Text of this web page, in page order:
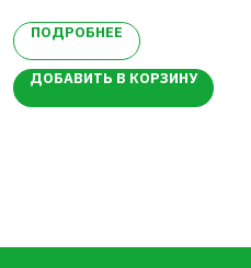
ПОДРОБНЕЕ
ДОБАВИТЬ В КОРЗИНУ